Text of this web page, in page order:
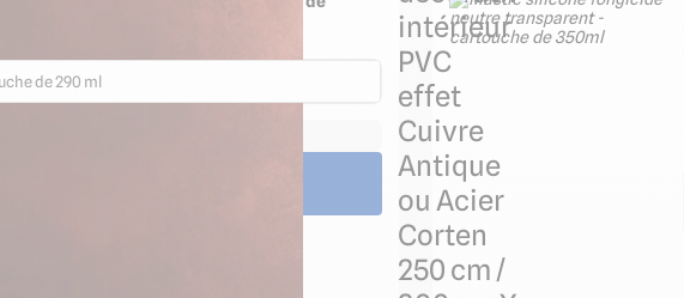
intérieur
PVC
effet
Cuivre
Antique
ou Acier
Corten
250 cm /
de 290 ml